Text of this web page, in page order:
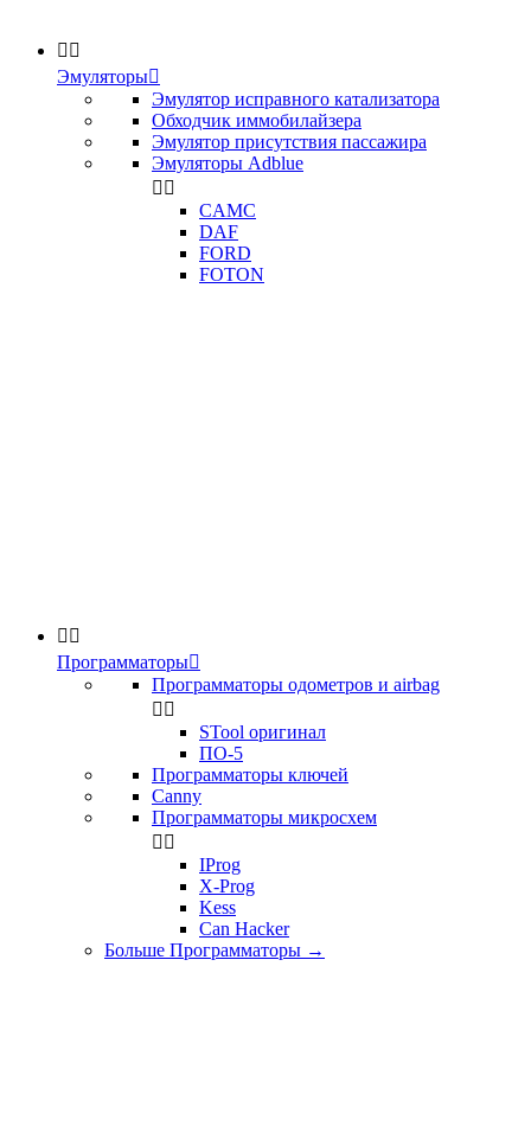
 
Эмуляторы
Эмулятор исправного катализатора
Обходчик иммобилайзера
Эмулятор присутствия пассажира
Эмуляторы Adblue
 
CAMC
DAF
FORD
FOTON
 
Программаторы
Программаторы одометров и airbag
 
STool оригинал
ПО-5
Программаторы ключей
Canny
Программаторы микросхем
 
IProg
X-Prog
Kess
Can Hacker
Больше Программаторы →